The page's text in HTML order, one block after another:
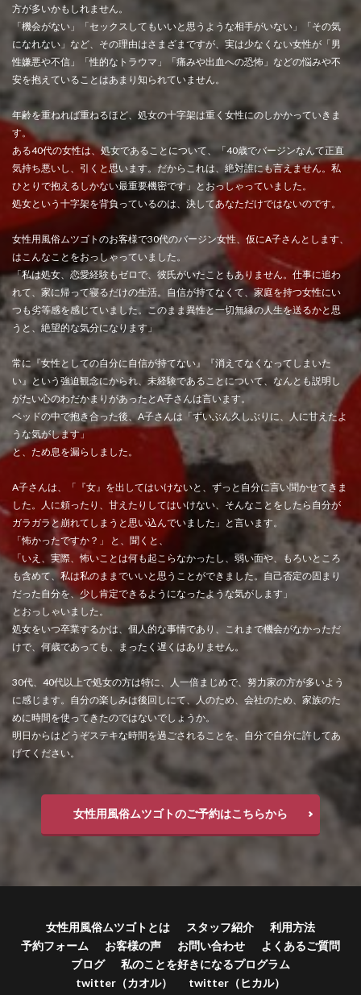
方が多いかもしれません。
「機会がない」「セックスしてもいいと思うような相手がいない」「その気
になれない」など、その理由はさまざまですが、実は少なくない女性が「男
性嫌悪や不信」「性的なトラウマ」「痛みや出血への恐怖」などの悩みや不
安を抱えていることはあまり知られていません。
年齢を重ねれば重ねるほど、処女の十字架は重く女性にのしかかっていきま
す。
ある40代の女性は、処女であることについて、「40歳でバージンなんて正直
気持ち悪いし、引くと思います。だからこれは、絶対誰にも言えません。私
ひとりで抱えるしかない最重要機密です」とおっしゃっていました。
処女という十字架を背負っているのは、決してあなただけではないのです。
女性用風俗ムツゴトのお客様で30代のバージン女性、仮にA子さんとします、
はこんなことをおっしゃっていました。
「私は処女、恋愛経験もゼロで、彼氏がいたこともありません。仕事に追わ
れて、家に帰って寝るだけの生活。自信が持てなくて、家庭を持つ女性にい
つも劣等感を感じていました。このまま異性と一切無縁の人生を送るかと思
うと、絶望的な気分になります」
常に『女性としての自分に自信が持てない』『消えてなくなってしまいた
い』という強迫観念にかられ、未経験であることについて、なんとも説明し
がたい心のわだかまりがあったとA子さんは言います。
ベッドの中で抱き合った後、A子さんは「ずいぶん久しぶりに、人に甘えたよ
うな気がします」
と、ため息を漏らしました。
A子さんは、「『女』を出してはいけないと、ずっと自分に言い聞かせてきま
した。人に頼ったり、甘えたりしてはいけない、そんなことをしたら自分が
ガラガラと崩れてしまうと思い込んでいました」と言います。
「怖かったですか？」 と、聞くと、
「いえ、実際、怖いことは何も起こらなかったし、弱い面や、もろいところ
も含めて、私は私のままでいいと思うことができました。自己否定の固まり
だった自分を、少し肯定できるようになったような気がします」
とおっしゃいました。
処女をいつ卒業するかは、個人的な事情であり、これまで機会がなかっただ
けで、何歳であっても、まったく遅くはありません。
30代、40代以上で処女の方は特に、人一倍まじめで、努力家の方が多いよう
に感じます。自分の楽しみは後回しにて、人のため、会社のため、家族のた
めに時間を使ってきたのではないでしょうか。
明日からはどうぞステキな時間を過ごされることを、自分で自分に許してあ
げてください。
女性用風俗ムツゴトのご予約はこちらから
女性用風俗ムツゴトとは スタッフ紹介
利用方法
予約フォーム
お客様の声 お問い合わせ
よくあるご質問
ブログ
私のことを好きになるプログラム
twitter（カオル）
twitter（ヒカル）